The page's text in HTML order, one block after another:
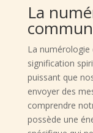
La
La numérologie
signification
puissant que
envoyer des
comprendre
possède une